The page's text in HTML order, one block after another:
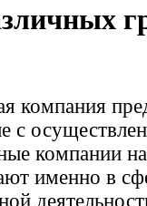
компания
с
компании
именно в